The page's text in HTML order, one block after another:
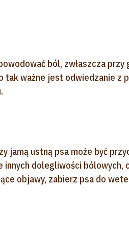
ból, zwłaszcza przy
tak ważne jest odwiedzanie z
jamą ustną psa może być
innych dolegliwości bólowych,
objawy, zabierz psa do